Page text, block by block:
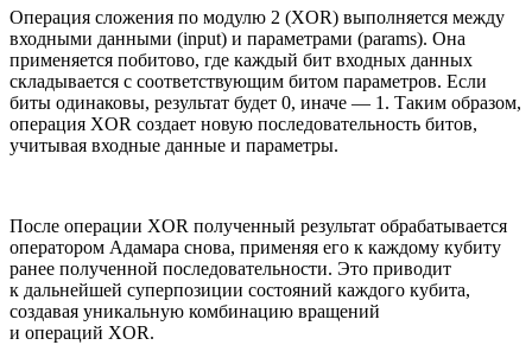
Операция сложения по модулю 2 (XOR) выполняется между
входными данными (input) и параметрами (params). Она
применяется побитово, где каждый бит входных данных
складывается с соответствующим битом параметров. Если
биты одинаковы, результат будет 0, иначе — 1. Таким образом,
операция XOR создает новую последовательность битов,
учитывая входные данные и параметры.
После операции XOR полученный результат обрабатывается
оператором Адамара снова, применяя его к каждому кубиту
ранее полученной последовательности. Это приводит
к дальнейшей суперпозиции состояний каждого кубита,
создавая уникальную комбинацию вращений
и операций XOR.